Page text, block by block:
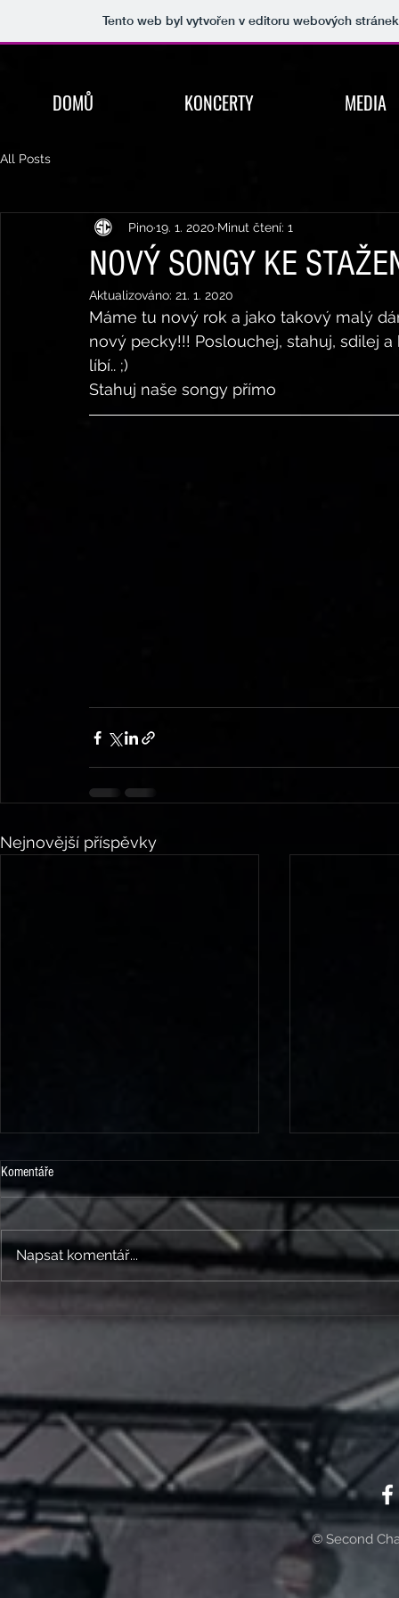
Tento web byl vytvořen v editoru webových
DOMŮ KONCERTY MEDIA
All Posts
NOVÝ SONGY KE
Pino19. 1. 2020 Minut čtení: 1
Aktualizováno: 21. 1. 2020
Máme tu nový rok a jako takový malý
nový pecky!!! Poslouchej, stahuj, sdilej
líbí.. ;)
Stahuj naše songy přímo
Nejnovější příspěvky
Dva nový songy!
KOUKÁTE, CO?
Komentáře
Napsat komentář...
© Second